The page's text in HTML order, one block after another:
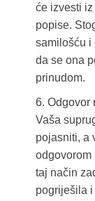
će izvesti
popise.
samilošću i
da se ona
prinudom.
6. Odgovor
Vaša
pojasniti, a
odgovorom
taj način
pogriješila